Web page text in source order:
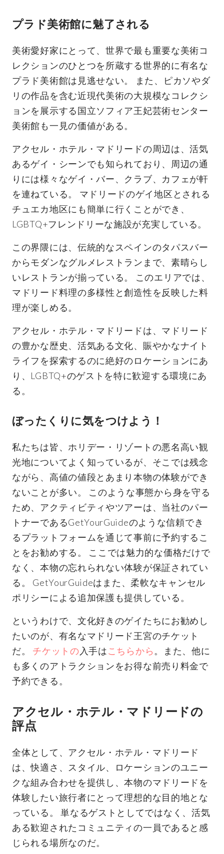
プラド美術館に魅了される
美術愛好家にとって、世界で最も重要な美術コ
レクションのひとつを所蔵する世界的に有名な
プラド美術館は見逃せない。 また、ピカソやダ
リの作品を含む近現代美術の大規模なコレクシ
ョンを展示する国立ソフィア王妃芸術センター
美術館も一見の価値がある。
アクセル・ホテル・マドリードの周辺は、活気
あるゲイ・シーンでも知られており、周辺の通
りには様々なゲイ・バー、クラブ、カフェが軒
を連ねている。 マドリードのゲイ地区とされる
チュエカ地区にも簡単に行くことができ、
LGBTQ+フレンドリーな施設が充実している。
この界隈には、伝統的なスペインのタパスバー
からモダンなグルメレストランまで、素晴らし
いレストランが揃っている。 このエリアでは、
マドリード料理の多様性と創造性を反映した料
理が楽しめる。
アクセル・ホテル・マドリードは、マドリード
の豊かな歴史、活気ある文化、賑やかなナイト
ライフを探索するのに絶好のロケーションにあ
り、LGBTQ+のゲストを特に歓迎する環境にあ
る。
ぼったくりに気をつけよう！
私たちは皆、ホリデー・リゾートの悪名高い観
光地についてよく知っているが、そこでは残念
ながら、高値の値段とあまり本物の体験ができ
ないことが多い。 このような事態から身を守る
ため、アクティビティやツアーは、当社のパー
トナーであるGetYourGuideのような信頼でき
るプラットフォームを通じて事前に予約するこ
とをお勧めする。 ここでは魅力的な価格だけで
なく、本物の忘れられない体験が保証されてい
る。 GetYourGuideはまた、柔軟なキャンセル
ポリシーによる追加保護も提供している。
というわけで、文化好きのゲイたちにお勧めし
たいのが、有名なマドリード王宮のチケット
だ。 チケットの 入手はこちらから 。また、他に
も多くのアトラクションをお得な前売り料金で
予約できる。
アクセル・ホテル・マドリードの
評点
全体として、アクセル・ホテル・マドリード
は、快適さ、スタイル、ロケーションのユニー
クな組み合わせを提供し、本物のマドリードを
体験したい旅行者にとって理想的な目的地とな
っている。 単なるゲストとしてではなく、活気
ある歓迎されたコミュニティの一員であると感
じられる場所なのだ。